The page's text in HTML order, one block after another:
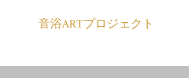
音浴ARTプロジェクト